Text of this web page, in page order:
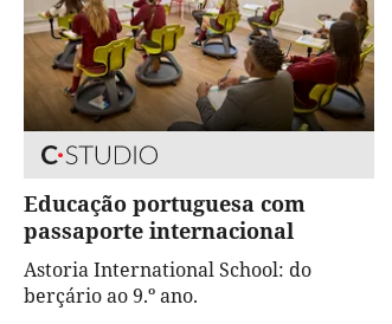
Educação portuguesa com
passaporte internacional
Astoria International School: do
berçário ao 9.º ano.